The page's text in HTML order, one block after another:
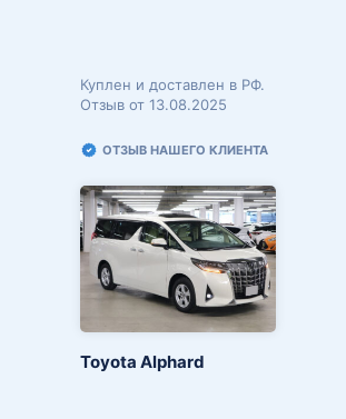
Куплен и доставлен в РФ.
Отзыв от 13.08.2025
ОТЗЫВ НАШЕГО КЛИЕНТА
Toyota Alphard